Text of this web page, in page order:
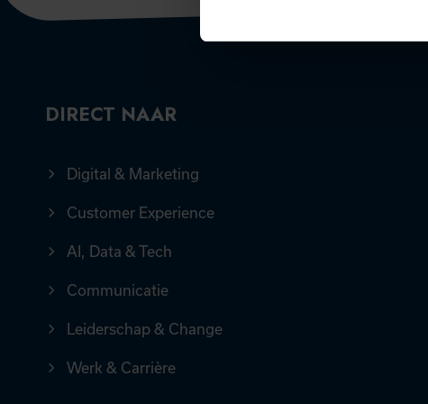
DIRECT NAAR
Digital & Marketing
Customer Experience
AI, Data & Tech
Communicatie
Leiderschap & Change
Werk & Carrière